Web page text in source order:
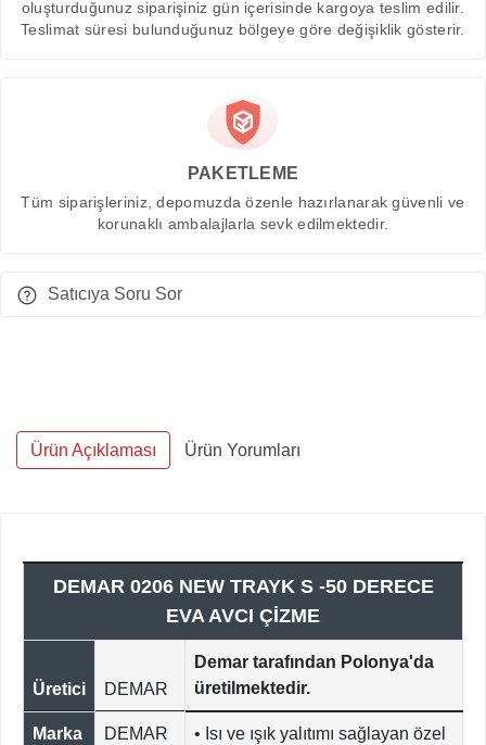
oluşturduğunuz siparişiniz gün içerisinde kargoya teslim edilir.
Teslimat süresi bulunduğunuz bölgeye göre değişiklik gösterir.
PAKETLEME
Tüm siparişleriniz, depomuzda özenle hazırlanarak güvenli ve
korunaklı ambalajlarla sevk edilmektedir.
Satıcıya Soru Sor
Ürün Açıklaması Ürün Yorumları
DEMAR 0206 NEW TRAYK S -50 DERECE
EVA AVCI ÇİZME
Üretici DEMAR
Demar tarafından Polonya'da
üretilmektedir.
Marka DEMAR
• Isı ve ışık yalıtımı sağlayan özel